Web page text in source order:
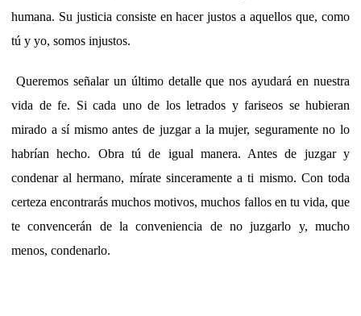
humana. Su justicia consiste en hacer justos a aquellos que, como
tú y yo, somos injustos.
Queremos señalar un último detalle que nos ayudará en nuestra
vida de fe. Si cada uno de los letrados y fariseos se hubieran
mirado a sí mismo antes de juzgar a la mujer, seguramente no lo
habrían hecho. Obra tú de igual manera. Antes de juzgar y
condenar al hermano, mírate sinceramente a ti mismo. Con toda
certeza encontrarás muchos motivos, muchos fallos en tu vida, que
te convencerán de la conveniencia de no juzgarlo y, mucho
menos, condenarlo.